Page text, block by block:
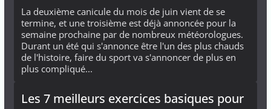
La deuxième canicule du mois de juin vient de se
termine, et une troisième est déjà annoncée pour la
semaine prochaine par de nombreux météorologues.
Durant un été qui s'annonce être l'un des plus chauds
de l'histoire, faire du sport va s'annoncer de plus en
plus compliqué...
Les 7 meilleurs exercices basiques pour